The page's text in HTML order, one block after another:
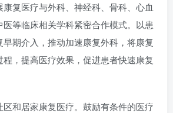
复医疗与外科、神经科、骨科、心血
等临床相关学科紧密合作模式。以患
期介入，推动加速康复外科，将康复
，提高医疗效果，促进患者快速康复
区和居家康复医疗。鼓励有条件的医疗